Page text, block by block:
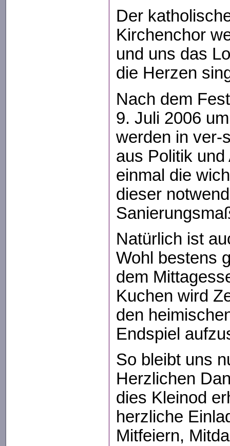
Der
Kirchenchor
und uns das
die Herzen
Nach dem
9. Juli 2006
werden in ver-
aus Politik
einmal die
dieser
Natürlich ist
Wohl bestens
dem
Kuchen wird
den
Endspiel
So bleibt uns
Herzlichen
dies Kleinod
herzliche
Mitfeiern,